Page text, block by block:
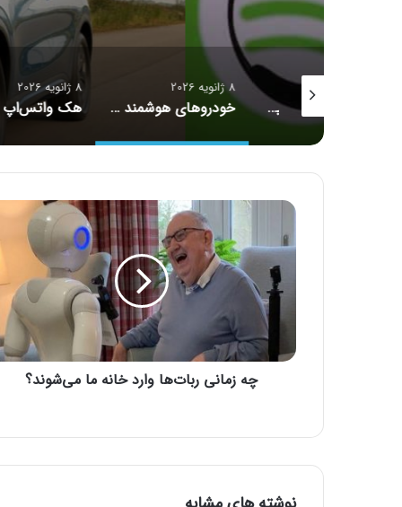
ادعای جنجالی آرشیو آنا: گردآوری کامل کتابخانه موسیقی اسپاتیفای
8 ژانویه 2026
خودروهای هوشمند چینی؛ از ابزار حمل‌ونقل تا جاسوس‌های سیار
چ
ز
ب
ا
چه زمانی ربات‌ها وارد خانه ما می‌شوند؟